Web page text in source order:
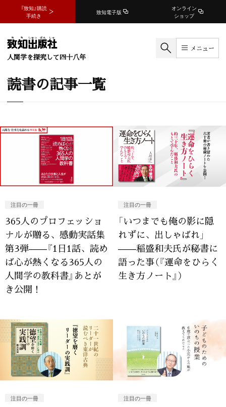
『致知』購読
手続き
致知電子版
オンライン
ショップ
人間学を探究して四十八年
メニュー
読書の記事一覧
注目の一冊
365人のプロフェッショ
ナルが贈る、感動実話集
第3弾——『1日1話、読め
ば心が熱くなる365人の
人間学の教科書』あとが
き公開！
注目の一冊
「いつまでも俺の影に隠
れずに、出しゃばれ」
——稲盛和夫氏が秘書に
語った事（『運命をひらく
生き方ノート』）
注目の一冊 注目の一冊